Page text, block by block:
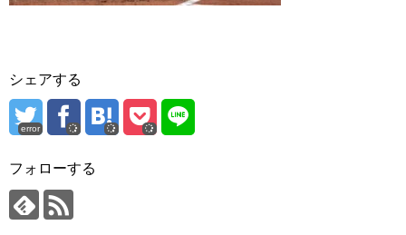
シェアする
error
フォローする